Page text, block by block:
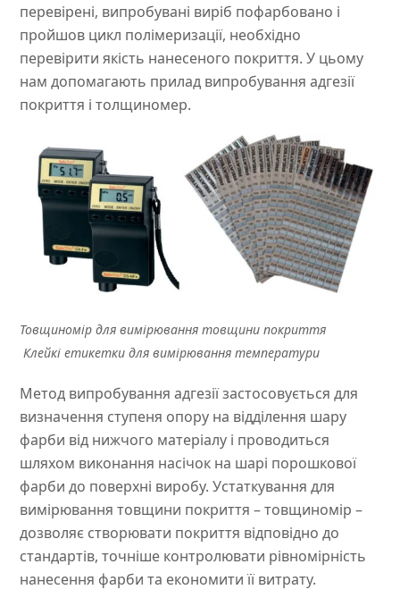
перевірені, випробувані виріб пофарбовано і
пройшов цикл полімеризації, необхідно
перевірити якість нанесеного покриття. У цьому
нам допомагають прилад випробування адгезії
покриття і толщиномер.
Товщиномір для вимірювання товщини покриття
Клейкі етикетки для вимірювання температури
Метод випробування адгезії застосовується для
визначення ступеня опору на відділення шару
фарби від нижчого матеріалу і проводиться
шляхом виконання насічок на шарі порошкової
фарби до поверхні виробу. Устаткування для
вимірювання товщини покриття – товщиномір –
дозволяє створювати покриття відповідно до
стандартів, точніше контролювати рівномірність
нанесення фарби та економити її витрату.